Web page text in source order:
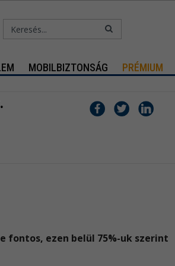
MOBILBIZTONSÁG PRÉMIUM
fontos, ezen belül 75%-uk szerint